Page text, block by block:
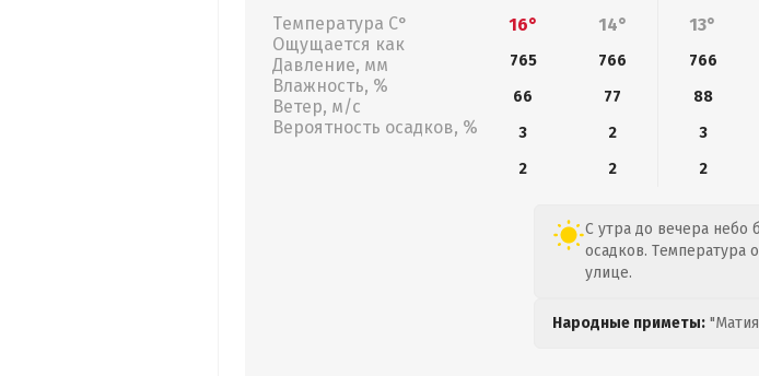
Температура С°
Ощущается как
Давление, мм
Влажность, %
Ветер, м/с
Вероятность осадков, %
16°
14° 13°
765 766 766
66
77 88
3
2 3
2
2 2
С утра до вечера небо
осадков. Температура
улице.
Народные приметы: